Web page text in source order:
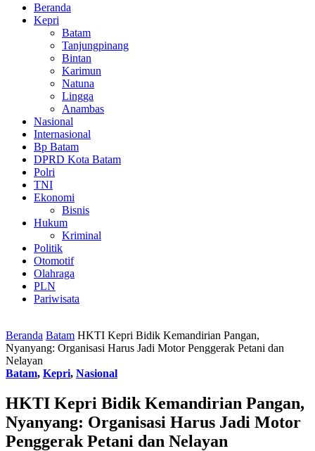
Beranda
Kepri
Batam
Tanjungpinang
Bintan
Karimun
Natuna
Lingga
Anambas
Nasional
Internasional
Bp Batam
DPRD Kota Batam
Polri
TNI
Ekonomi
Bisnis
Hukum
Kriminal
Politik
Otomotif
Olahraga
PLN
Pariwisata
Beranda Batam HKTI Kepri Bidik Kemandirian Pangan,
Nyanyang: Organisasi Harus Jadi Motor Penggerak Petani dan
Nelayan
Batam, Kepri, Nasional
HKTI Kepri Bidik Kemandirian Pangan,
Nyanyang: Organisasi Harus Jadi Motor
Penggerak Petani dan Nelayan